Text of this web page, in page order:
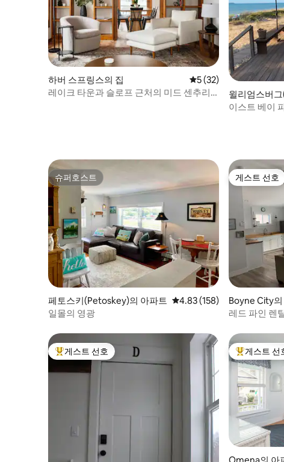
하버 스프링스의 집 평점 5점(5점 만점), 후
5 (32)
레이크 타운과 슬로프 근처의 미드 센추리
윌리엄스버
이스트 베이
슈퍼호스트
슈퍼호스트
페토스키(Petoskey)의 아파트 평점 4.83점(5점 만점), 후기
4.83 (158)
일몰의 영광
게스트 선호
게스트 선호
Boyne City의
상위 게스트 선호
게스트 선호 상위 게스트
게스트 선